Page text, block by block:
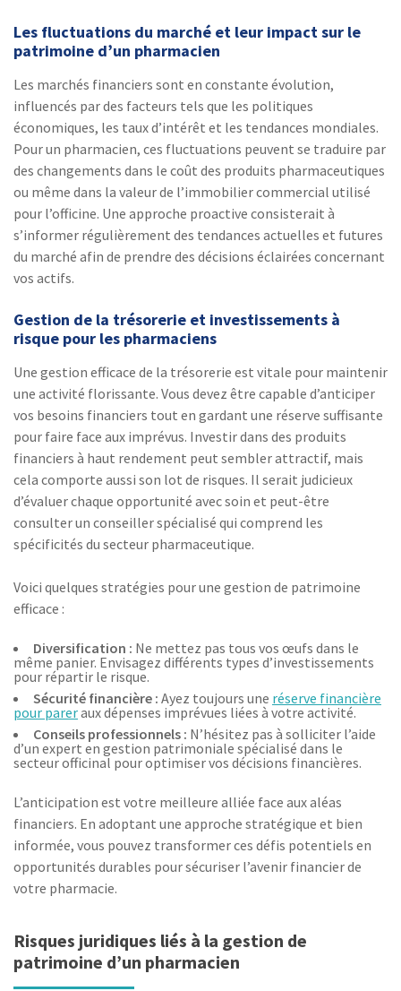
Les fluctuations du marché et leur impact sur le
patrimoine d’un pharmacien
Les marchés financiers sont en constante évolution,
influencés par des facteurs tels que les politiques
économiques, les taux d’intérêt et les tendances mondiales.
Pour un pharmacien, ces fluctuations peuvent se traduire par
des changements dans le coût des produits pharmaceutiques
ou même dans la valeur de l’immobilier commercial utilisé
pour l’officine. Une approche proactive consisterait à
s’informer régulièrement des tendances actuelles et futures
du marché afin de prendre des décisions éclairées concernant
vos actifs.
Gestion de la trésorerie et investissements à
risque pour les pharmaciens
Une gestion efficace de la trésorerie est vitale pour maintenir
une activité florissante. Vous devez être capable d’anticiper
vos besoins financiers tout en gardant une réserve suffisante
pour faire face aux imprévus. Investir dans des produits
financiers à haut rendement peut sembler attractif, mais
cela comporte aussi son lot de risques. Il serait judicieux
d’évaluer chaque opportunité avec soin et peut-être
consulter un conseiller spécialisé qui comprend les
spécificités du secteur pharmaceutique.
Voici quelques stratégies pour une gestion de patrimoine
efficace :
Diversification : Ne mettez pas tous vos œufs dans le
même panier. Envisagez différents types d’investissements
pour répartir le risque.
Sécurité financière : Ayez toujours une réserve financière
pour pareraux dépenses imprévues liées à votre activité.
Conseils professionnels : N’hésitez pas à solliciter l’aide
d’un expert en gestion patrimoniale spécialisé dans le
secteur officinal pour optimiser vos décisions financières.
L’anticipation est votre meilleure alliée face aux aléas
financiers. En adoptant une approche stratégique et bien
informée, vous pouvez transformer ces défis potentiels en
opportunités durables pour sécuriser l’avenir financier de
votre pharmacie.
Risques juridiques liés à la gestion de
patrimoine d’un pharmacien